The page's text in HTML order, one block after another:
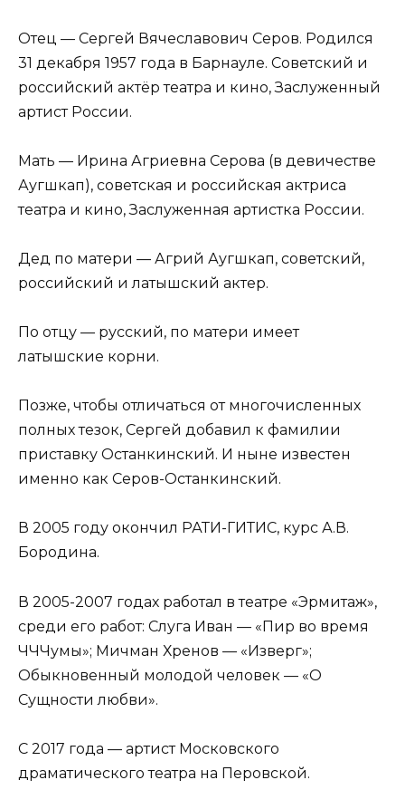
Отец — Сергей Вячеславович Серов. Родился
31 декабря 1957 года в Барнауле. Советский и
российский актёр театра и кино, Заслуженный
артист России.
Мать — Ирина Агриевна Серова (в девичестве
Аугшкап), советская и российская актриса
театра и кино, Заслуженная артистка России.
Дед по матери — Агрий Аугшкап, советский,
российский и латышский актер.
По отцу — русский, по матери имеет
латышские корни.
Позже, чтобы отличаться от многочисленных
полных тезок, Сергей добавил к фамилии
приставку Останкинский. И ныне известен
именно как Серов-Останкинский.
В 2005 году окончил РАТИ-ГИТИС, курс А.В.
Бородина.
В 2005-2007 годах работал в театре «Эрмитаж»,
среди его работ: Слуга Иван — «Пир во время
ЧЧЧумы»; Мичман Хренов — «Изверг»;
Обыкновенный молодой человек — «О
Сущности любви».
С 2017 года — артист Московского
драматического театра на Перовской.